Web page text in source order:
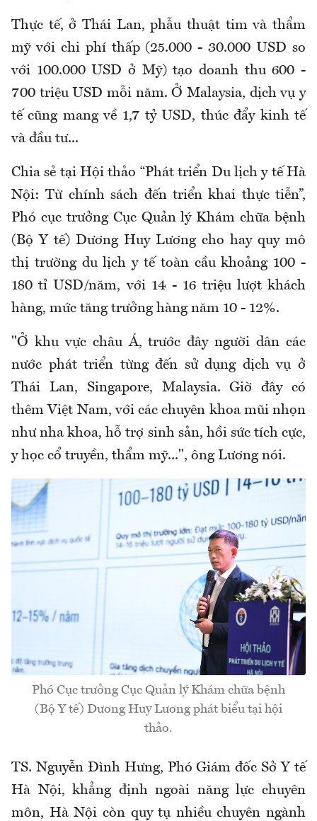
Thực tế, ở Thái Lan, phẫu thuật tim và thẩm
mỹ với chi phí thấp (25.000 - 30.000 USD so
với 100.000 USD ở Mỹ) tạo doanh thu 600 -
700 triệu USD mỗi năm. Ở Malaysia, dịch vụ y
tế cũng mang về 1,7 tỷ USD, thúc đẩy kinh tế
và đầu tư...
Chia sẻ tại Hội thảo “Phát triển Du lịch y tế Hà
Nội: Từ chính sách đến triển khai thực tiễn”,
Phó cục trưởng Cục Quản lý Khám chữa bệnh
(Bộ Y tế) Dương Huy Lương cho hay quy mô
thị trường du lịch y tế toàn cầu khoảng 100 -
180 tỉ USD/năm, với 14 - 16 triệu lượt khách
hàng, mức tăng trưởng hàng năm 10 - 12%.
"Ở khu vực châu Á, trước đây người dân các
nước phát triển từng đến sử dụng dịch vụ ở
Thái Lan, Singapore, Malaysia. Giờ đây có
thêm Việt Nam, với các chuyên khoa mũi nhọn
như nha khoa, hỗ trợ sinh sản, hồi sức tích cực,
y học cổ truyền, thẩm mỹ...", ông Lương nói.
Phó Cục trưởng Cục Quản lý Khám chữa bệnh
(Bộ Y tế) Dương Huy Lương phát biểu tại hội
thảo.
TS. Nguyễn Đình Hưng, Phó Giám đốc Sở Y tế
Hà Nội, khẳng định ngoài năng lực chuyên
môn, Hà Nội còn quy tụ nhiều chuyên ngành